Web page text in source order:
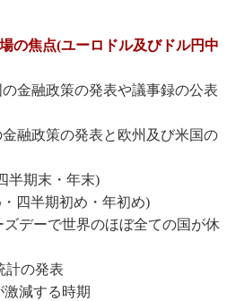
の焦点(ユーロドル及びドル円中
金融政策の発表や議事録の公表
融政策の発表と欧州及び米国の
半期末・年末)
四半期初め・年初め)
デーで世界のほぼ全ての国が休
計の発表
減する時期